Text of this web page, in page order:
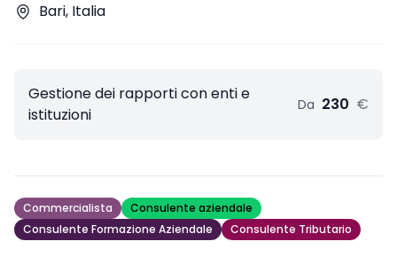
Bari, Italia
Gestione dei rapporti con enti e
istituzioni
Da 230 €
Commercialista
Consulente aziendale
Consulente Formazione Aziendale
Consulente Tributario